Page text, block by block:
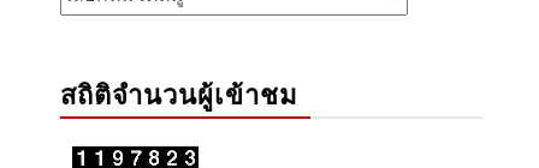
สถิติจำนวนผู้เข้าชม